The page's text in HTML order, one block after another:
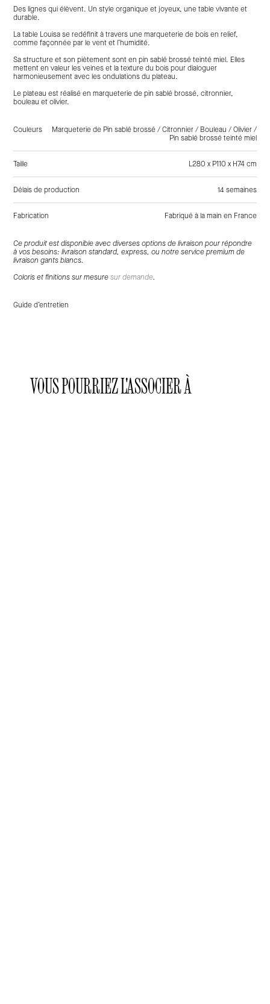
Des lignes qui élèvent. Un style organique et joyeux, une table vivante et
durable.
La table Louisa se redéfinit à travers une marqueterie de bois en relief,
comme façonnée par le vent et l’humidité.
Sa structure et son piètement sont en pin sablé brossé teinté miel. Elles
mettent en valeur les veines et la texture du bois pour dialoguer
harmonieusement avec les ondulations du plateau.
Le plateau est réalisé en marqueterie de pin sablé brossé, citronnier,
bouleau et olivier.
Couleurs
Marqueterie de Pin sablé brossé / Citronnier / Bouleau / Olivier /
Pin sablé brossé teinté miel
Taille L280 x P110 x H74 cm
Délais de production 14 semaines
Fabrication
Fabriqué à la main en France
Ce produit est disponible avec diverses options de livraison pour répondre
à vos besoins: livraison standard, express, ou notre service premium de
livraison gants blancs.
Coloris et finitions sur mesuresur demande.
Guide d’entretien
VOUS POURRIEZ L'ASSOCIER À